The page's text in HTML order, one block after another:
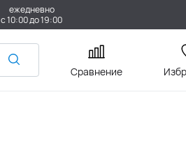
ежедневно
с 10:00 до 19:00
Сравнение